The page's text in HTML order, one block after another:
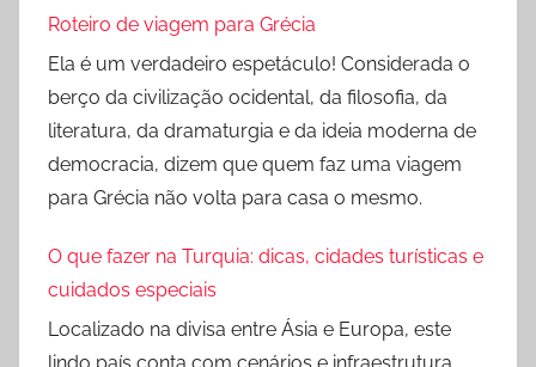
Roteiro de viagem para Grécia
Ela é um verdadeiro espetáculo! Considerada o
berço da civilização ocidental, da filosofia, da
literatura, da dramaturgia e da ideia moderna de
democracia, dizem que quem faz uma viagem
para Grécia não volta para casa o mesmo.
O que fazer na Turquia: dicas, cidades turísticas e
cuidados especiais
Localizado na divisa entre Ásia e Europa, este